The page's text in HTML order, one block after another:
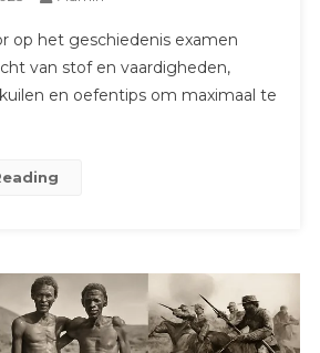
op het geschiedenis examen
van stof en vaardigheden,
en oefentips om maximaal te